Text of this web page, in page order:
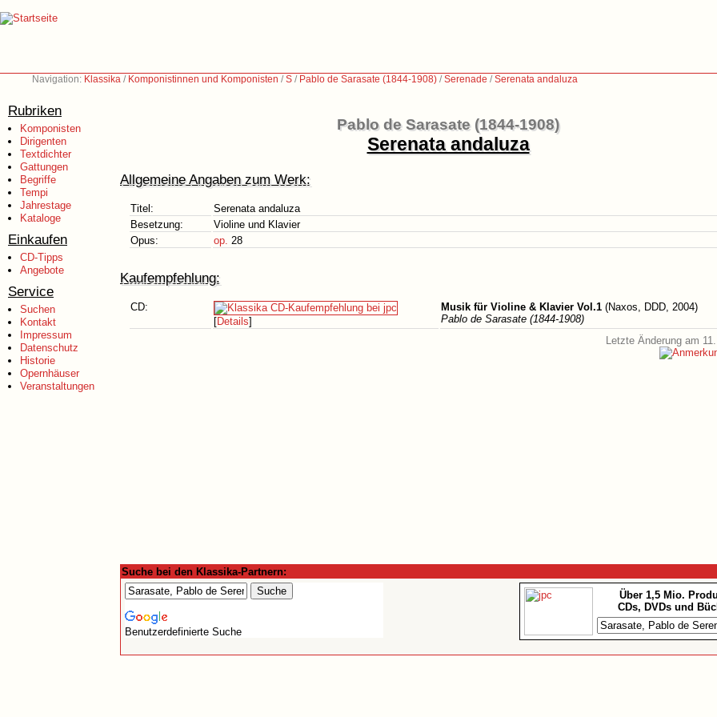
Navigation: Klassika / Komponistinnen und Komponisten /S / Pablo de Sarasate (1844-1908) /Serenade /Serenata andaluza
Rubriken
Komponisten
Dirigenten
Textdichter
Gattungen
Begriffe
Tempi
Jahrestage
Kataloge
Einkaufen
CD-Tipps
Angebote
Service
Suchen
Kontakt
Impressum
Datenschutz
Historie
Opernhäuser
Veranstaltungen
Pablo de Sarasate (1844-1908)
Serenata andaluza
Allgemeine Angaben zum Werk:
Titel:
Serenata andaluza
Besetzung:
Violine und Klavier
Opus:
op. 28
Kaufempfehlung:
CD:
[Details]
Musik für Violine & Klavier Vol.1 (Naxos, DDD, 2004)
Pablo de Sarasate (1844-1908)
Letzte Änderung am
Suche bei den Klassika-Partnern:
Benutzerdefinierte Suche
Über 1,5 Mio.
CDs, DVDs und